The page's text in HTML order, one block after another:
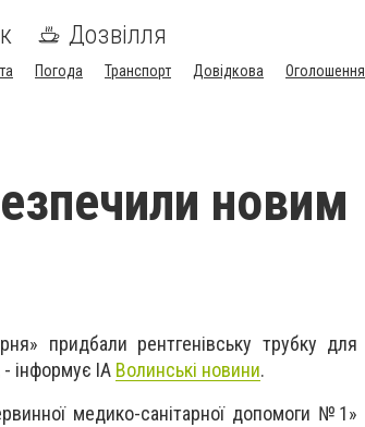
Дозвілля
Погода Транспорт Довідкова Оголошення
новим
придбали рентгенівську трубку для
- інформує ІА Волинські новини.
медико-санітарної допомоги №1»